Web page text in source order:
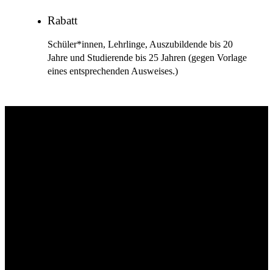
Rabatt
Schüler*innen, Lehrlinge, Auszubildende bis 20
Jahre und Studierende bis 25 Jahren (gegen Vorlage
eines entsprechenden Ausweises.)